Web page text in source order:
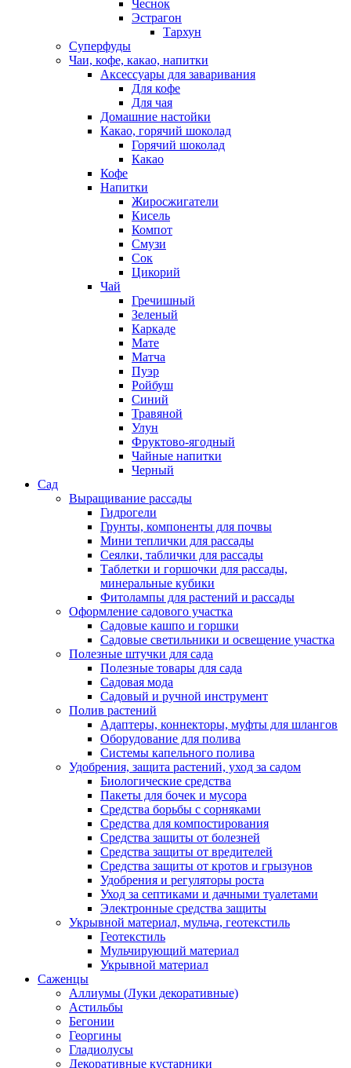
Чеснок
Эстрагон
Тархун
Суперфуды
Чаи, кофе, какао, напитки
Аксессуары для заваривания
Для кофе
Для чая
Домашние настойки
Какао, горячий шоколад
Горячий шоколад
Какао
Кофе
Напитки
Жиросжигатели
Кисель
Компот
Смузи
Сок
Цикорий
Чай
Гречишный
Зеленый
Каркаде
Мате
Матча
Пуэр
Ройбуш
Синий
Травяной
Улун
Фруктово-ягодный
Чайные напитки
Черный
Сад
Выращивание рассады
Гидрогели
Грунты, компоненты для почвы
Мини теплички для рассады
Сеялки, таблички для рассады
Таблетки и горшочки для рассады,
минеральные кубики
Фитолампы для растений и рассады
Оформление садового участка
Садовые кашпо и горшки
Садовые светильники и освещение участка
Полезные штучки для сада
Полезные товары для сада
Садовая мода
Садовый и ручной инструмент
Полив растений
Адаптеры, коннекторы, муфты для шлангов
Оборудование для полива
Системы капельного полива
Удобрения, защита растений, уход за садом
Биологические средства
Пакеты для бочек и мусора
Средства борьбы с сорняками
Средства для компостирования
Средства защиты от болезней
Средства защиты от вредителей
Средства защиты от кротов и грызунов
Удобрения и регуляторы роста
Уход за септиками и дачными туалетами
Электронные средства защиты
Укрывной материал, мульча, геотекстиль
Геотекстиль
Мульчирующий материал
Укрывной материал
Саженцы
Аллиумы (Луки декоративные)
Астильбы
Бегонии
Георгины
Гладиолусы
Декоративные кустарники